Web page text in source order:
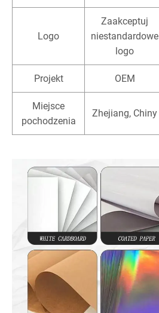
Logo
Zaakceptuj
niestandardowe
logo
Projekt OEM
Miejsce
pochodzenia
Zhejiang, Chiny